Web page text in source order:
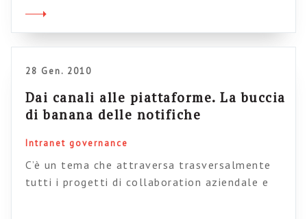
La mia presentazione (10 minuti) è dedicata
quella di portare […]
28 Gen. 2010
Dai canali alle piattaforme. La buccia
di banana delle notifiche
Intranet governance
C’è un tema che attraversa trasversalmente
tutti i progetti di collaboration aziendale e